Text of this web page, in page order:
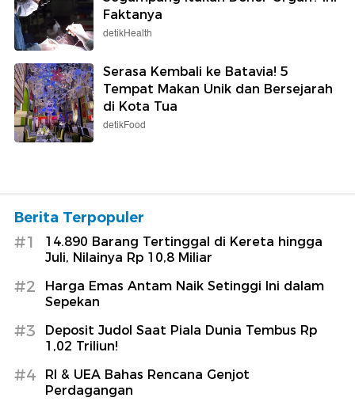
Faktanya
detikHealth
Serasa Kembali ke Batavia! 5
Tempat Makan Unik dan Bersejarah
di Kota Tua
detikFood
Berita Terpopuler
#1
14.890 Barang Tertinggal di Kereta hingga
Juli, Nilainya Rp 10,8 Miliar
#2
Harga Emas Antam Naik Setinggi Ini dalam
Sepekan
#3
Deposit Judol Saat Piala Dunia Tembus Rp
1,02 Triliun!
#4
RI & UEA Bahas Rencana Genjot
Perdagangan